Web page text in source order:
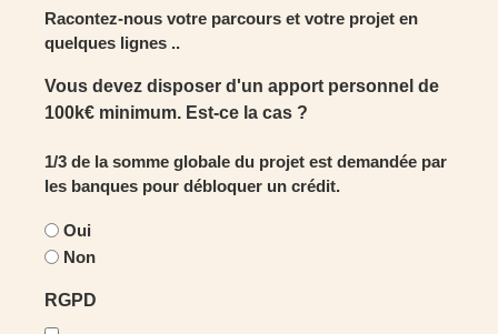
Racontez-nous votre parcours et votre projet en
quelques lignes ..
Vous devez disposer d'un apport personnel de
100k€ minimum. Est-ce la cas ?
1/3 de la somme globale du projet est demandée par
les banques pour débloquer un crédit.
Oui
Non
RGPD